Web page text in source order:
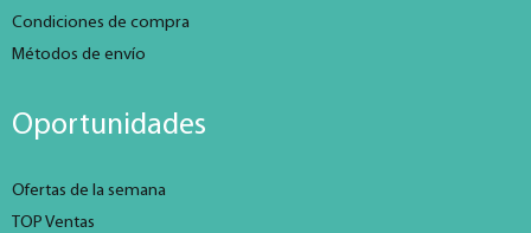
Condiciones de compra
Métodos de envío
Oportunidades
Ofertas de la semana
TOP Ventas